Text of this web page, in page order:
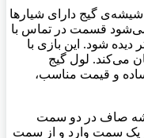
گیج دارای شیارها
قسمت در تماس با
شود. این بازی با
می‌کند. لول گیج
و قیمت مناسب،
صاف در دو سمت
یک سمت وارد و از سمت